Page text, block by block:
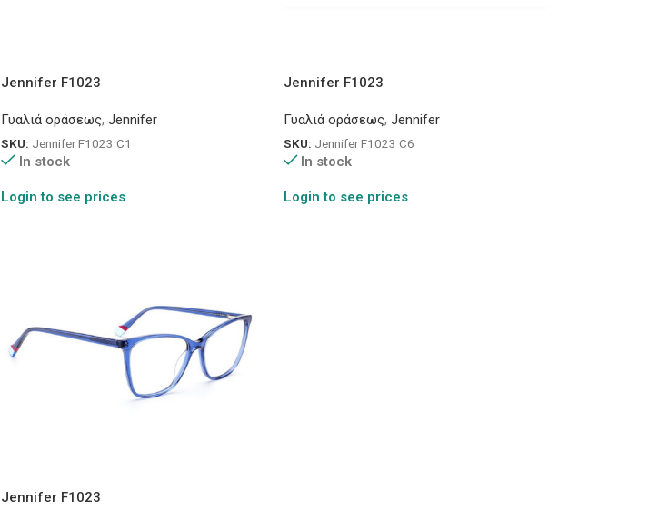
Jennifer F1023
Γυαλιά οράσεως, Jennifer
SKU: Jennifer F1023 C1
In stock
Login to see prices
Jennifer F1023
Γυαλιά οράσεως, Jennifer
SKU: Jennifer F1023 C6
In stock
Login to see prices
Jennifer F1023